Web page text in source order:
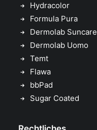
Hydracolor
Formula Pura
Dermolab Suncare
Dermolab Uomo
Temt
Flawa
bbPad
Sugar Coated